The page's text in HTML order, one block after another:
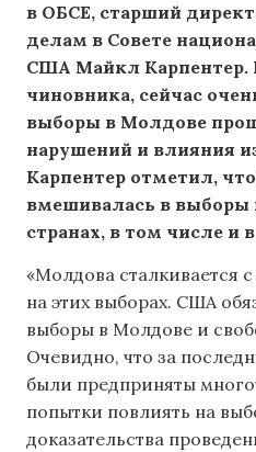
в ОБСЕ, старший
делам в Совете
США Майкл Карпентер.
чиновника, сейчас
выборы в Молдове
нарушений и влияния
Карпентер отметил,
вмешивалась в выборы
странах, в том числе и
«Молдова сталкивается
на этих выборах. США
выборы в Молдове и
Очевидно, что за
были предприняты
попытки повлиять на
доказательства